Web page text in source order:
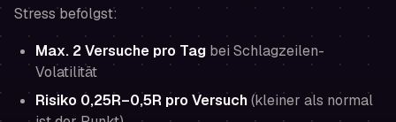
Stress befolgst:
Max. 2 Versuche pro Tag bei Schlagzeilen-
Volatilität
Risiko 0,25R–0,5R pro Versuch(kleiner als normal